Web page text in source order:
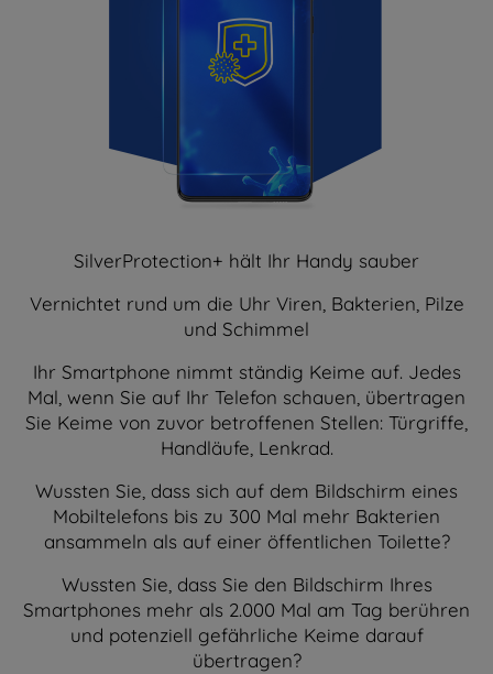
SilverProtection+ hält Ihr Handy sauber
Vernichtet rund um die Uhr Viren, Bakterien, Pilze
und Schimmel
Ihr Smartphone nimmt ständig Keime auf. Jedes
Mal, wenn Sie auf Ihr Telefon schauen, übertragen
Sie Keime von zuvor betroffenen Stellen: Türgriffe,
Handläufe, Lenkrad.
Wussten Sie, dass sich auf dem Bildschirm eines
Mobiltelefons bis zu 300 Mal mehr Bakterien
ansammeln als auf einer öffentlichen Toilette?
Wussten Sie, dass Sie den Bildschirm Ihres
Smartphones mehr als 2.000 Mal am Tag berühren
und potenziell gefährliche Keime darauf
übertragen?